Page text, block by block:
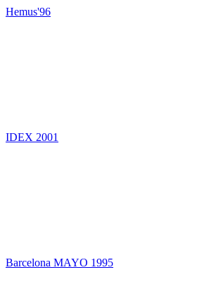
Hemus'96
IDEX 2001
Barcelona MAYO 1995